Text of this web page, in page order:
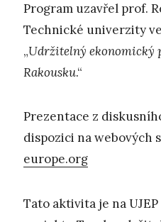
Program uzavřel prof.
Technické univerzity
„Udržitelný ekonomický
Rakousku.“
Prezentace z
dispozici na webových
europe.org
Tato aktivita je na